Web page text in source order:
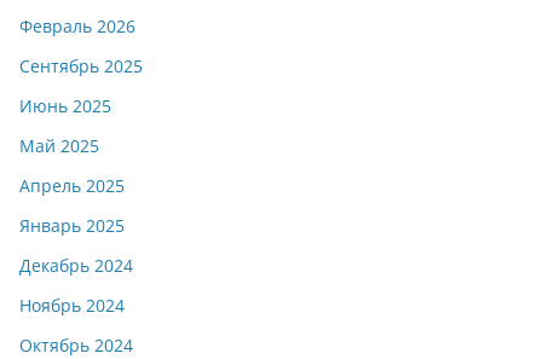
Февраль 2026
Сентябрь 2025
Июнь 2025
Май 2025
Апрель 2025
Январь 2025
Декабрь 2024
Ноябрь 2024
Октябрь 2024